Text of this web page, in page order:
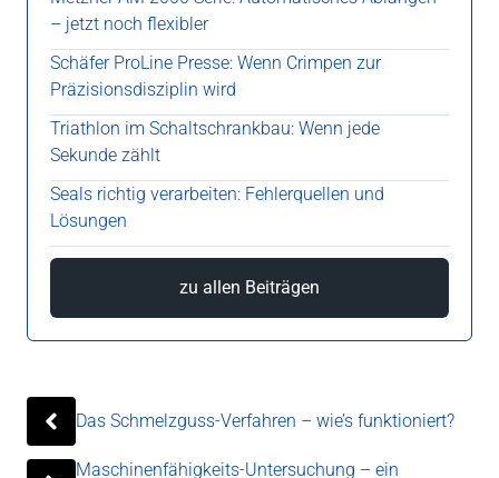
– jetzt noch flexibler
Schäfer ProLine Presse: Wenn Crimpen zur
Präzisionsdisziplin wird
Triathlon im Schaltschrankbau: Wenn jede
Sekunde zählt
Seals richtig verarbeiten: Fehlerquellen und
Lösungen
zu allen Beiträgen
Das Schmelzguss-Verfahren – wie’s funktioniert?
Maschinenfähigkeits-Untersuchung – ein